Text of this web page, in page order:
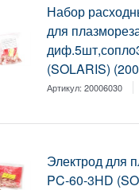
Набор
для
(SOLARIS)
Артикул:20006030
Электрод для
PC-60-3HD